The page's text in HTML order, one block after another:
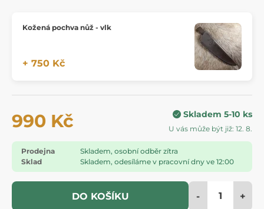
Kožená pochva nůž - vlk
+ 750 Kč
990 Kč Skladem 5-10 ks
U vás může být již: 12. 8.
Prodejna
Skladem, osobní odběr zítra
Sklad
Skladem, odesíláme v pracovní dny ve 12:00
DO KOŠÍKU - +